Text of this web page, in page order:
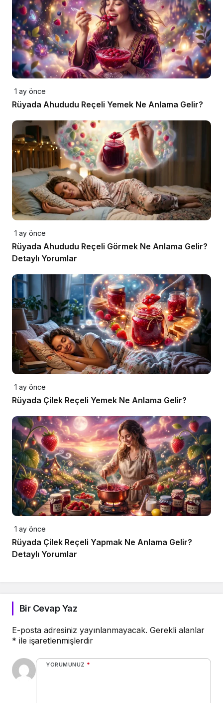
1 ay önce
Rüyada Ahududu Reçeli Yemek Ne Anlama Gelir?
1 ay önce
Rüyada Ahududu Reçeli Görmek Ne Anlama Gelir?
Detaylı Yorumlar
1 ay önce
Rüyada Çilek Reçeli Yemek Ne Anlama Gelir?
1 ay önce
Rüyada Çilek Reçeli Yapmak Ne Anlama Gelir?
Detaylı Yorumlar
Bir Cevap Yaz
E-posta adresiniz yayınlanmayacak. Gerekli alanlar
* ile işaretlenmişlerdir
YORUMUNUZ *